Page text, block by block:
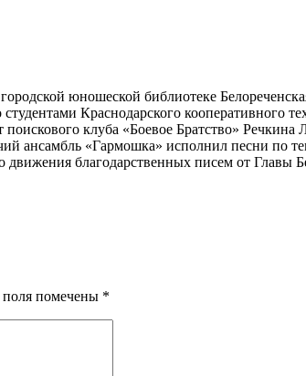
юношеской библиотеке
Краснодарского кооперативного
клуба «Боевое Братство»
ансамбль «Гармошка» исполнил песни по
благодарственных писем от Главы
поля помечены *